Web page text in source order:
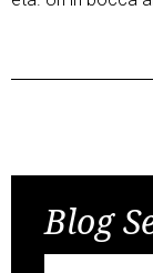
Blog